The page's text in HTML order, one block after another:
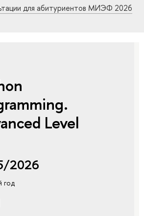
для абитуриентов МИЭФ 2026
Level
2026
год